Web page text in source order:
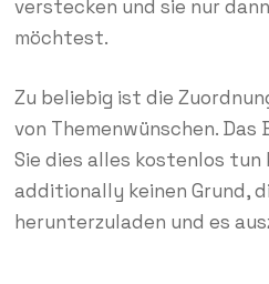
verstecken und sie nur
möchtest.
Zu beliebig ist die
von Themenwünschen.
Sie dies alles kostenlos tun
additionally keinen Grund,
herunterzuladen und es